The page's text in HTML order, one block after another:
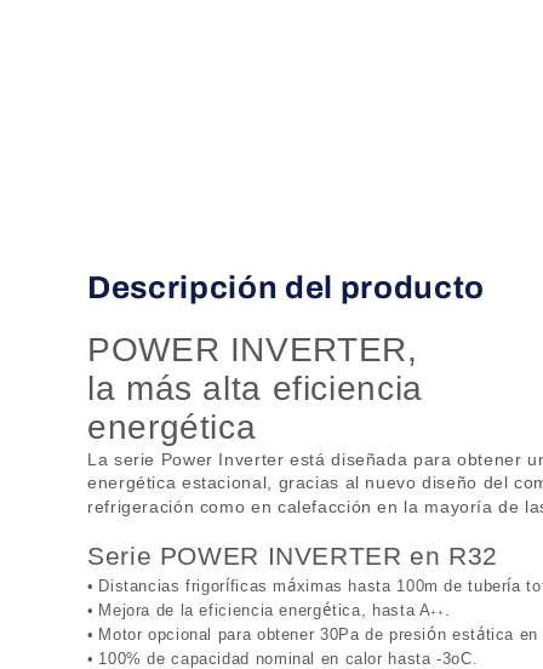
Descripción del producto
POWER INVERTER,
la más alta eficiencia
energética
La serie Power Inverter está diseñada para obtener
energética estacional, gracias al nuevo diseño del
refrigeración como en calefacción en la mayoría de
Serie POWER INVERTER en R32
• Distancias frigoríficas máximas hasta 100m de tubería
• Mejora de la eficiencia energética, hasta A++
• Motor opcional para obtener 30Pa de presión estática en
• 100% de capacidad nominal en calor hasta -3oC.